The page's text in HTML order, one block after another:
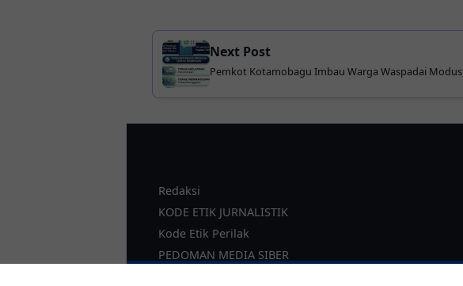
Next Post
Pemkot Kotamobagu Imbau Warga Waspadai Modus
Redaksi
KODE ETIK JURNALISTIK
Kode Etik Perilak
PEDOMAN MEDIA SIBER